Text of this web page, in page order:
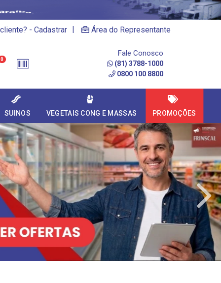
- Cadastrar | Área do Representante
0
Fale Conosco
(81) 3788-1000
0800 100 8800
SUINOS VEGETAIS CONG E MASSAS PROMOÇÕES